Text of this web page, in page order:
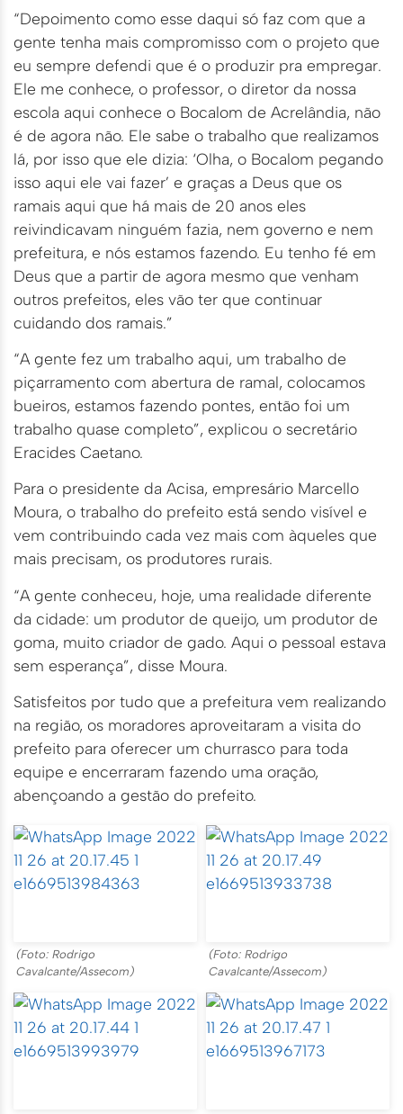
“Depoimento como esse daqui só faz com que a
gente tenha mais compromisso com o projeto que
eu sempre defendi que é o produzir pra empregar.
Ele me conhece, o professor, o diretor da nossa
escola aqui conhece o Bocalom de Acrelândia, não
é de agora não. Ele sabe o trabalho que realizamos
lá, por isso que ele dizia: ‘Olha, o Bocalom pegando
isso aqui ele vai fazer’ e graças a Deus que os
ramais aqui que há mais de 20 anos eles
reivindicavam ninguém fazia, nem governo e nem
prefeitura, e nós estamos fazendo. Eu tenho fé em
Deus que a partir de agora mesmo que venham
outros prefeitos, eles vão ter que continuar
cuidando dos ramais.”
“A gente fez um trabalho aqui, um trabalho de
piçarramento com abertura de ramal, colocamos
bueiros, estamos fazendo pontes, então foi um
trabalho quase completo”, explicou o secretário
Eracides Caetano.
Para o presidente da Acisa, empresário Marcello
Moura, o trabalho do prefeito está sendo visível e
vem contribuindo cada vez mais com àqueles que
mais precisam, os produtores rurais.
“A gente conheceu, hoje, uma realidade diferente
da cidade: um produtor de queijo, um produtor de
goma, muito criador de gado. Aqui o pessoal estava
sem esperança”, disse Moura.
Satisfeitos por tudo que a prefeitura vem realizando
na região, os moradores aproveitaram a visita do
prefeito para oferecer um churrasco para toda
equipe e encerraram fazendo uma oração,
abençoando a gestão do prefeito.
(Foto: Rodrigo
Cavalcante/Assecom)
(Foto: Rodrigo
Cavalcante/Assecom)